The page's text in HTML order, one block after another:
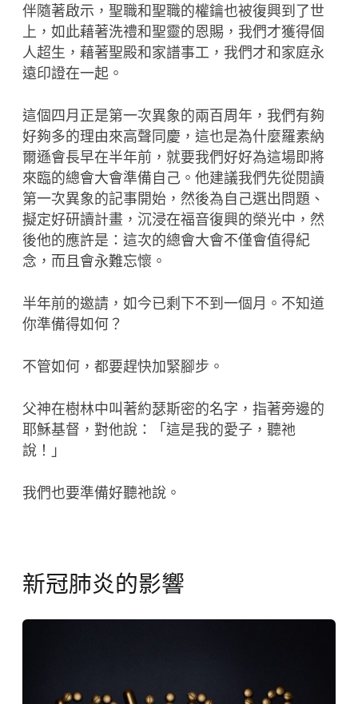
伴隨著啟示，聖職和聖職的權鑰也被復興到了世
上，如此藉著洗禮和聖靈的恩賜，我們才獲得個
人超生，藉著聖殿和家譜事工，我們才和家庭永
遠印證在一起。
這個四月正是第一次異象的兩百周年，我們有夠
好夠多的理由來高聲同慶，這也是為什麼羅素納
爾遜會長早在半年前，就要我們好好為這場即將
來臨的總會大會準備自己。他建議我們先從閱讀
第一次異象的記事開始，然後為自己選出問題、
擬定好研讀計畫，沉浸在福音復興的榮光中，然
後他的應許是：這次的總會大會不僅會值得紀
念，而且會永難忘懷。
半年前的邀請，如今已剩下不到一個月。不知道
你準備得如何？
不管如何，都要趕快加緊腳步。
父神在樹林中叫著約瑟斯密的名字，指著旁邊的
耶穌基督，對他說：「這是我的愛子，聽祂
說！」
我們也要準備好聽祂說。
新冠肺炎的影響